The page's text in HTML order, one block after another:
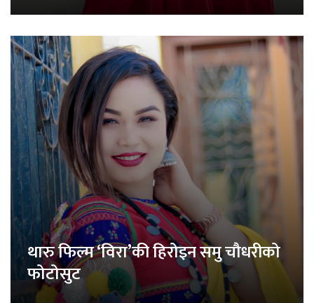
थारु फिल्म ‘विरा’की हिरोइन समु चौधरीको
फोटोसुट